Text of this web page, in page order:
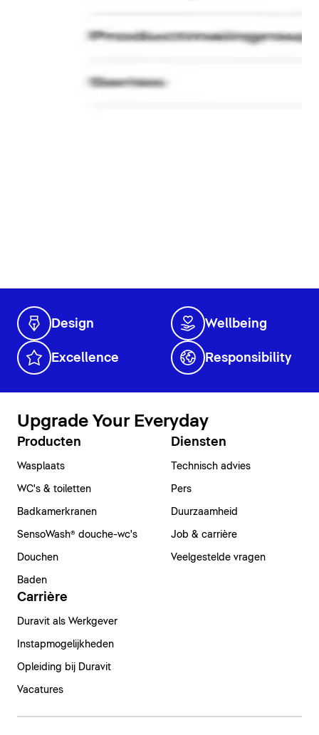
Design Wellbeing
Excellence Responsibility
Upgrade Your Everyday
Producten
Wasplaats
WC's & toiletten
Badkamerkranen
SensoWash® douche-wc's
Douchen
Baden
Diensten
Technisch advies
Pers
Duurzaamheid
Job & carrière
Veelgestelde vragen
Carrière
Duravit als Werkgever
Instapmogelijkheden
Opleiding bij Duravit
Vacatures